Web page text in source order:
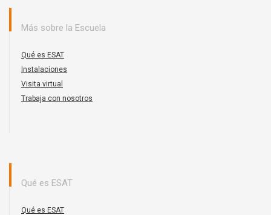
Más sobre la Escuela
Qué es ESAT
Instalaciones
Visita virtual
Trabaja con nosotros
Qué es ESAT
Qué es ESAT